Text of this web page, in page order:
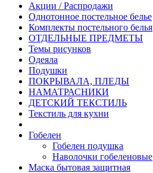
Акции / Распродажи
Однотонное постельное белье
Комплекты постельного белья
ОТДЕЛЬНЫЕ ПРЕДМЕТЫ
Темы рисунков
Одеяла
Подушки
ПОКРЫВАЛА, ПЛЕДЫ
НАМАТРАСНИКИ
ДЕТСКИЙ ТЕКСТИЛЬ
Текстиль для кухни
Гобелен
Гобелен подушка
Наволочки гобеленовые
Маска бытовая защитная